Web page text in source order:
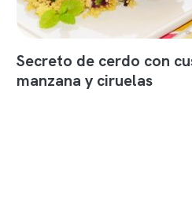
Secreto de cerdo con
manzana y ciruelas